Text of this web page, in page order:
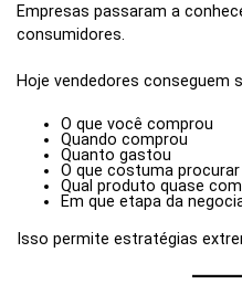
Empresas passaram a
consumidores.
Hoje vendedores conseguem
O que você comprou
Quando comprou
Quanto gastou
O que costuma procurar
Qual produto quase
Em que etapa da
Isso permite estratégias